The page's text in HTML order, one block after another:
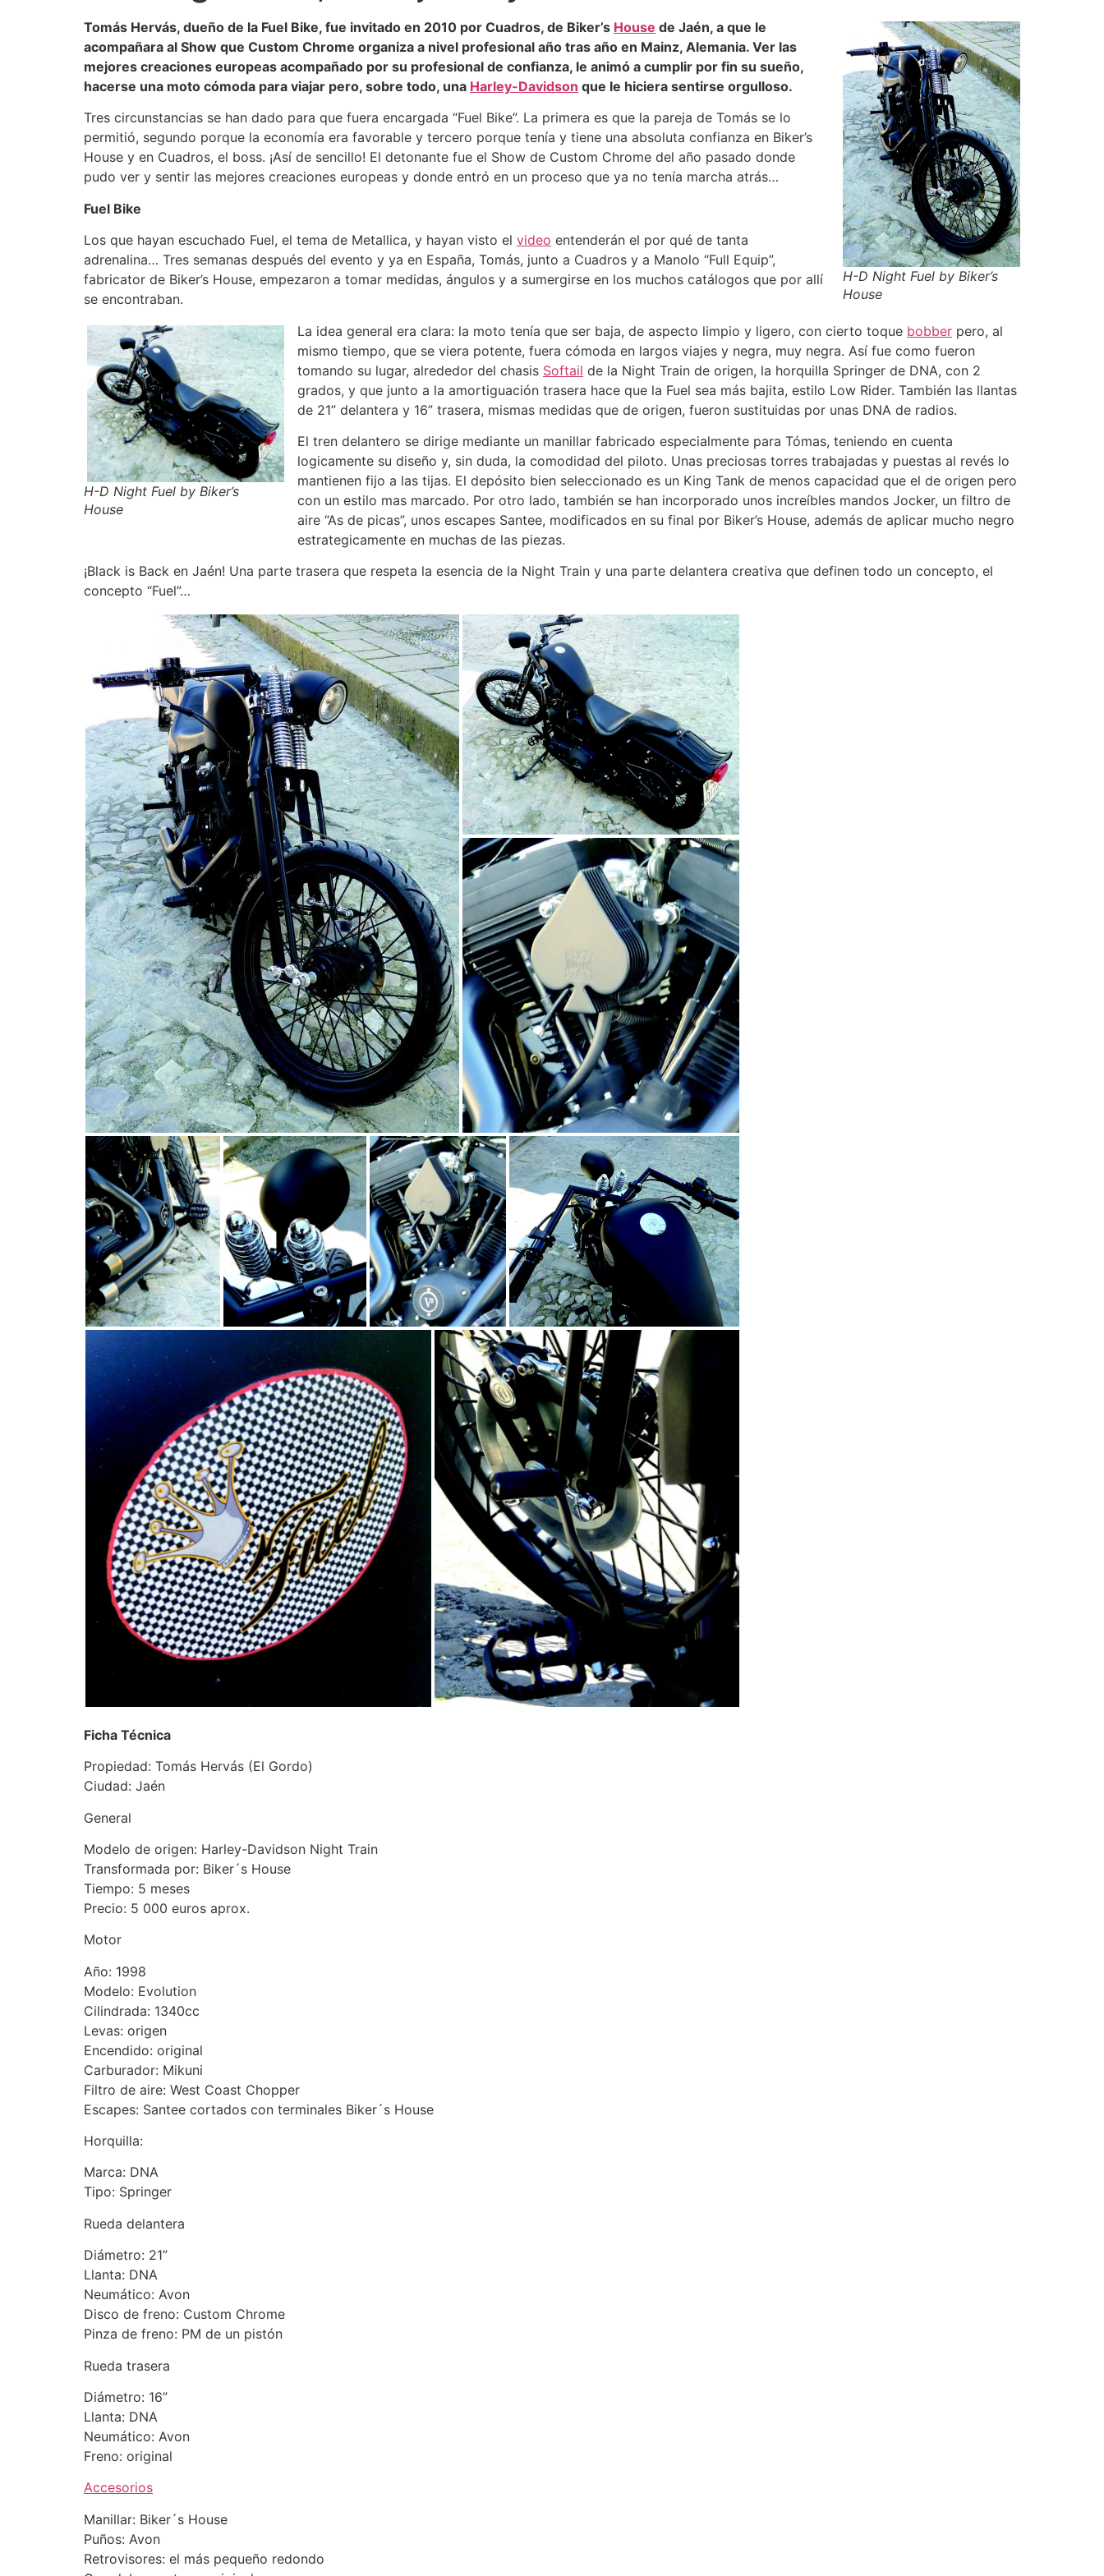
H-D Night Fuel by Biker’s
House
Tomás Hervás, dueño de la Fuel Bike, fue invitado en 2010 por Cuadros, de Biker’s House de Jaén, a que le
acompañara al Show que Custom Chrome organiza a nivel profesional año tras año en Mainz, Alemania. Ver las
mejores creaciones europeas acompañado por su profesional de confianza, le animó a cumplir por fin su sueño,
hacerse una moto cómoda para viajar pero, sobre todo, una Harley-Davidson que le hiciera sentirse orgulloso.
Tres circunstancias se han dado para que fuera encargada “Fuel Bike”. La primera es que la pareja de Tomás se lo
permitió, segundo porque la economía era favorable y tercero porque tenía y tiene una absoluta confianza en Biker’s
House y en Cuadros, el boss. ¡Así de sencillo! El detonante fue el Show de Custom Chrome del año pasado donde
pudo ver y sentir las mejores creaciones europeas y donde entró en un proceso que ya no tenía marcha atrás…
Fuel Bike
Los que hayan escuchado Fuel, el tema de Metallica, y hayan visto el video entenderán el por qué de tanta
adrenalina… Tres semanas después del evento y ya en España, Tomás, junto a Cuadros y a Manolo “Full Equip”,
fabricator de Biker’s House, empezaron a tomar medidas, ángulos y a sumergirse en los muchos catálogos que por allí
se encontraban.
H-D Night Fuel by Biker’s
House
La idea general era clara: la moto tenía que ser baja, de aspecto limpio y ligero, con cierto toque bobber pero, al
mismo tiempo, que se viera potente, fuera cómoda en largos viajes y negra, muy negra. Así fue como fueron
tomando su lugar, alrededor del chasis Softail de la Night Train de origen, la horquilla Springer de DNA, con 2
grados, y que junto a la amortiguación trasera hace que la Fuel sea más bajita, estilo Low Rider. También las llantas
de 21” delantera y 16” trasera, mismas medidas que de origen, fueron sustituidas por unas DNA de radios.
El tren delantero se dirige mediante un manillar fabricado especialmente para Tómas, teniendo en cuenta
logicamente su diseño y, sin duda, la comodidad del piloto. Unas preciosas torres trabajadas y puestas al revés lo
mantienen fijo a las tijas. El depósito bien seleccionado es un King Tank de menos capacidad que el de origen pero
con un estilo mas marcado. Por otro lado, también se han incorporado unos increíbles mandos Jocker, un filtro de
aire “As de picas”, unos escapes Santee, modificados en su final por Biker’s House, además de aplicar mucho negro
estrategicamente en muchas de las piezas.
¡Black is Back en Jaén! Una parte trasera que respeta la esencia de la Night Train y una parte delantera creativa que definen todo un concepto, el
concepto “Fuel”…
Ficha Técnica
Propiedad: Tomás Hervás (El Gordo)
Ciudad: Jaén
General
Modelo de origen: Harley-Davidson Night Train
Transformada por: Biker´s House
Tiempo: 5 meses
Precio: 5 000 euros aprox.
Motor
Año: 1998
Modelo: Evolution
Cilindrada: 1340cc
Levas: origen
Encendido: original
Carburador: Mikuni
Filtro de aire: West Coast Chopper
Escapes: Santee cortados con terminales Biker´s House
Horquilla:
Marca: DNA
Tipo: Springer
Rueda delantera
Diámetro: 21”
Llanta: DNA
Neumático: Avon
Disco de freno: Custom Chrome
Pinza de freno: PM de un pistón
Rueda trasera
Diámetro: 16”
Llanta: DNA
Neumático: Avon
Freno: original
Accesorios
Manillar: Biker´s House
Puños: Avon
Retrovisores: el más pequeño redondo